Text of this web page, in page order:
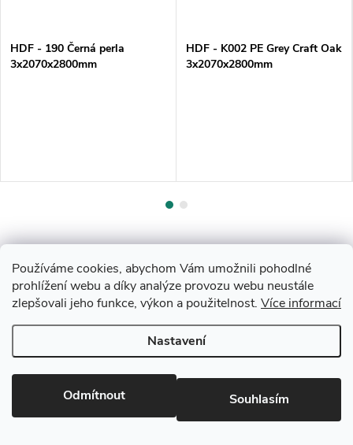
Používáme cookies, abychom Vám umožnili pohodlné
prohlížení webu a díky analýze provozu webu neustále
zlepšovali jeho funkce, výkon a použitelnost. Více informací
Nastavení
Odmítnout Souhlasím
HDF - 190 Černá perla
3x2070x2800mm
HDF - K002 PE Grey Craft Oak
3x2070x2800mm
Z
á
p
Drevobis Horoměřice. Všechna práva vyhrazena.
nastavení cookies